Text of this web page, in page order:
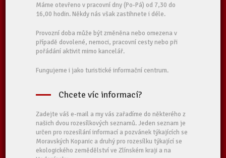
Máme otevřeno v pracovní dny (Po-Pá) od 7,30 do
16,00 hodin. Někdy nás však zastihnete i déle.
Provozní doba může být změněna nebo omezena v
případě dovolené, nemoci, pracovní cesty nebo při
pořádání aktivit mimo kancelář.
Fungujeme i jako turistické informační centrum.
Chcete víc informací?
Zadejte váš e-mail a my vás zařadíme do některého z
našich dvou rozesílkových seznamů. Jeden seznam je
určen pro rozesílání informací a pozvánek týkajících se
Moravských Kopanic a druhý pro rozesílku týkající se
ekologického zemědělství ve Zlínském kraji a na